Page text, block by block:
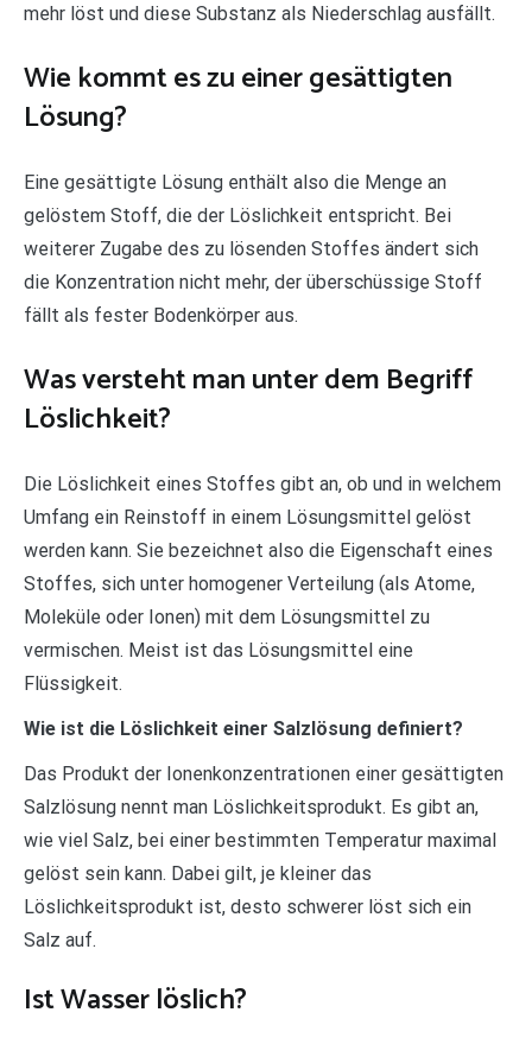
mehr löst und diese Substanz als Niederschlag ausfällt.
Wie kommt es zu einer gesättigten
Lösung?
Eine gesättigte Lösung enthält also die Menge an
gelöstem Stoff, die der Löslichkeit entspricht. Bei
weiterer Zugabe des zu lösenden Stoffes ändert sich
die Konzentration nicht mehr, der überschüssige Stoff
fällt als fester Bodenkörper aus.
Was versteht man unter dem Begriff
Löslichkeit?
Die Löslichkeit eines Stoffes gibt an, ob und in welchem
Umfang ein Reinstoff in einem Lösungsmittel gelöst
werden kann. Sie bezeichnet also die Eigenschaft eines
Stoffes, sich unter homogener Verteilung (als Atome,
Moleküle oder Ionen) mit dem Lösungsmittel zu
vermischen. Meist ist das Lösungsmittel eine
Flüssigkeit.
Wie ist die Löslichkeit einer Salzlösung definiert?
Das Produkt der Ionenkonzentrationen einer gesättigten
Salzlösung nennt man Löslichkeitsprodukt. Es gibt an,
wie viel Salz, bei einer bestimmten Temperatur maximal
gelöst sein kann. Dabei gilt, je kleiner das
Löslichkeitsprodukt ist, desto schwerer löst sich ein
Salz auf.
Ist Wasser löslich?